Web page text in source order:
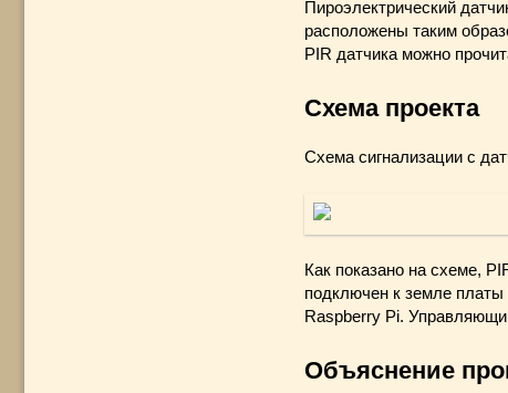
Пироэлектрический
расположены таким
PIR датчика можно
Схема проекта
Схема сигнализации с
Как показано на схеме,
подключен к земле платы
Raspberry Pi.
Объяснение